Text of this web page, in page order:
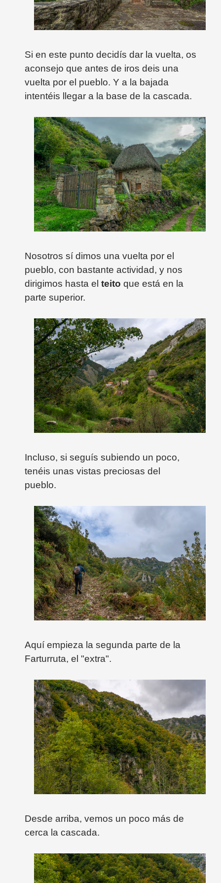
Si en este punto decidís dar la vuelta, os
aconsejo que antes de iros deis una
vuelta por el pueblo. Y a la bajada
intentéis llegar a la base de la cascada.
Nosotros sí dimos una vuelta por el
pueblo, con bastante actividad, y nos
dirigimos hasta el teito que está en la
parte superior.
Incluso, si seguís subiendo un poco,
tenéis unas vistas preciosas del
pueblo.
Aquí empieza la segunda parte de la
Farturruta, el "extra".
Desde arriba, vemos un poco más de
cerca la cascada.